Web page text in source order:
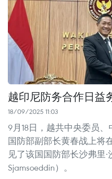
越印尼防务合作日益
18/09/2025 11:03
9月18日，越共中央委员
国防部副部长黄春战上将
见了该国国防部长沙弗里∙
Sjamsoeddin）。